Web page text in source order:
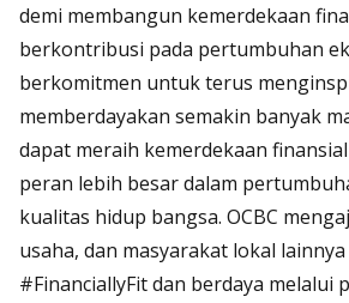
demi membangun kemerdekaan
berkontribusi pada pertumbuhan
berkomitmen untuk terus
memberdayakan semakin banyak
dapat meraih kemerdekaan
peran lebih besar dalam
kualitas hidup bangsa. OCBC
usaha, dan masyarakat lokal
#FinanciallyFit dan berdaya melalui